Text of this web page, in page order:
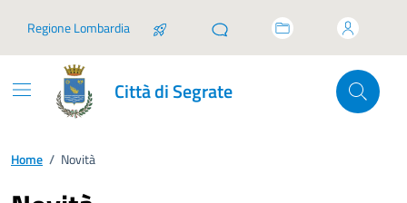
Regione Lombardia
Città di Segrate
Home / Novità